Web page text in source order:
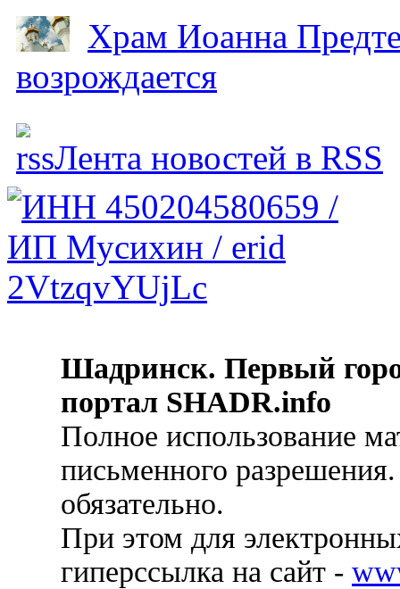
Храм Иоанна
возрождается
Лента новостей в RSS
Шадринск. Первый
портал SHADR.info
Полное использование
письменного
обязательно.
При этом для
гиперссылка на сайт -